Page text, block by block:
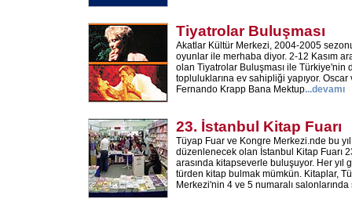
Tiyatrolar Buluşması
Akatlar Kültür Merkezi, 2004-2005
oyunlar ile merhaba diyor. 2-12 Kasım
olan Tiyatrolar Buluşması ile Türkiye'nin
topluluklarına ev sahipliği yapıyor.
Fernando Krapp Bana Mektup...devamı
23. İstanbul Kitap Fuarı
Tüyap Fuar ve Kongre Merkezi.nde bu
düzenlenecek olan İstanbul Kitap Fuarı
arasında kitapseverle buluşuyor. Her yıl
türden kitap bulmak mümkün. Kitaplar,
Merkezi'nin 4 ve 5 numaralı